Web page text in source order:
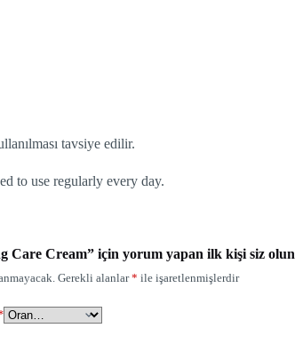
tavsiye edilir.
to use regularly every day.
Care Cream” için yorum yapan ilk kişi siz olun
Gerekli alanlar* ile işaretlenmişlerdir